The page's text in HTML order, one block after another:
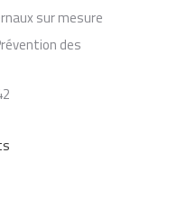
sur mesure
des